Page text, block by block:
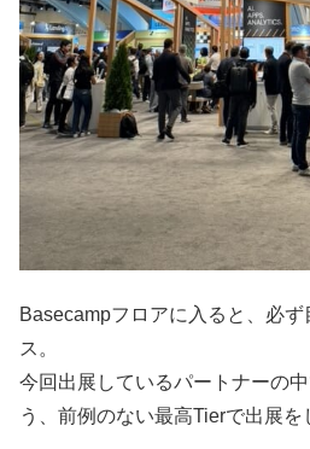
Basecampフロアに入ると、必
ス。
今回出展しているパートナーの
う、前例のない最高Tierで出展を